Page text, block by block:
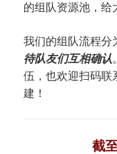
的组队资源池，给
我们的组队流程分
待队友们互相确认
伍，也欢迎扫码联
建！
截